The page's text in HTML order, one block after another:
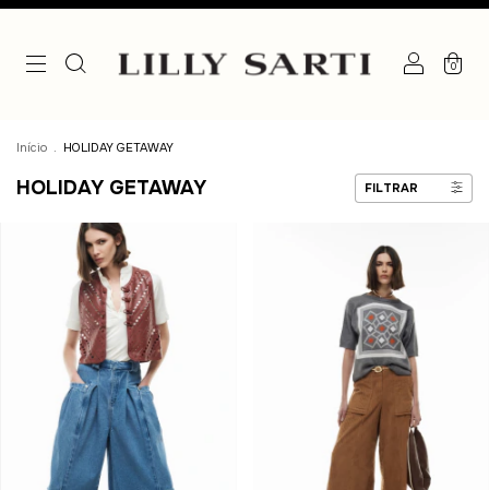
0
Início . HOLIDAY GETAWAY
HOLIDAY GETAWAY FILTRAR